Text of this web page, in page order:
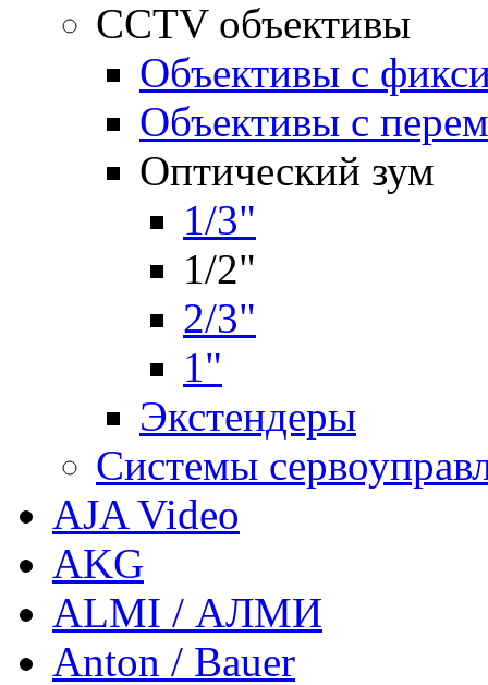
CCTV объективы
Объективы с
Объективы с
Оптический зум
1/3"
1/2"
2/3"
1"
Экстендеры
Системы
AJA Video
AKG
ALMI / АЛМИ
Anton / Bauer